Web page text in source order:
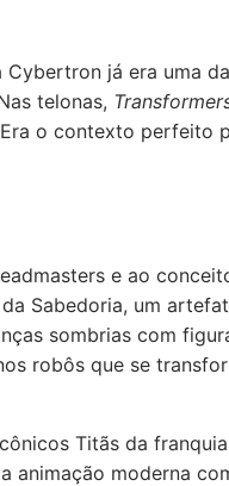
já era uma
telonas,
o contexto perfeito
e ao
Sabedoria, um
sombrias com
robôs que se
Titãs da
animação moderna